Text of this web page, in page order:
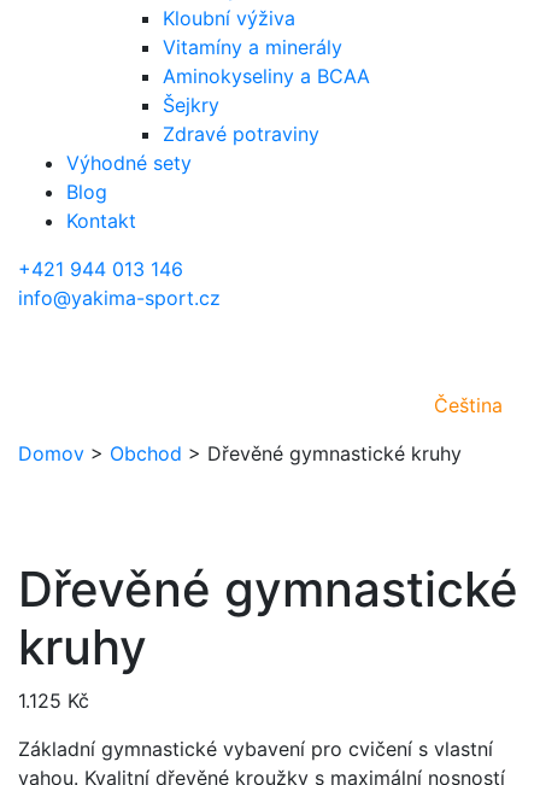
Kloubní výživa
Vitamíny a minerály
Aminokyseliny a BCAA
Šejkry
Zdravé potraviny
Výhodné sety
Blog
Kontakt
+421 944 013 146
info@yakima-sport.cz
Čeština
Domov > Obchod > Dřevěné gymnastické kruhy
Dřevěné gymnastické
kruhy
1.125 Kč
Základní gymnastické vybavení pro cvičení s vlastní
vahou. Kvalitní dřevěné kroužky s maximální nosností